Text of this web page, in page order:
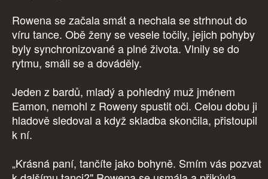
Rowena se začala smát a nechala se strhnout do
víru tance. Obě ženy se vesele točily, jejich pohyby
byly synchronizované a plné života. Vlnily se do
rytmu, smáli se a dováděly.
Jeden z bardů, mladý a pohledný muž jménem
Eamon, nemohl z Roweny spustit oči. Celou dobu ji
hladově sledoval a když skladba skončila, přistoupil
k ní.
„Krásná paní, tančíte jako bohyně. Smím vás pozvat